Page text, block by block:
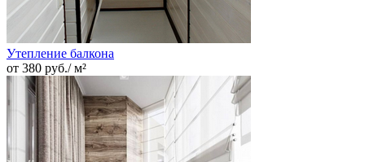
Утепление балкона
от 380 руб./ м²